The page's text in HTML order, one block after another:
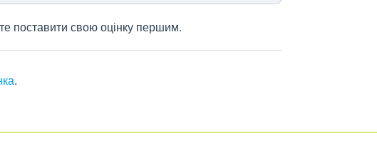
поставити свою оцінку першим.
.